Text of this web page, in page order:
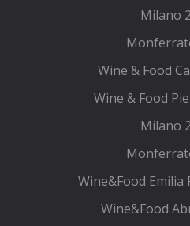
Milano
Wine & Food
Wine & Food
Milano
Wine&Food Emilia
Wine&Food